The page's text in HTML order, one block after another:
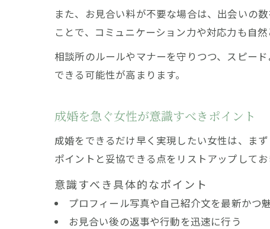
また、お見合い料が不要な場合は、出会いの
ことで、コミュニケーション力や対応力も自
相談所のルールやマナーを守りつつ、スピー
できる可能性が高まります。
成婚を急ぐ女性が意識すべきポイント
成婚をできるだけ早く実現したい女性は、ま
ポイントと妥協できる点をリストアップしてお
意識すべき具体的なポイント
プロフィール写真や自己紹介文を最新かつ
お見合い後の返事や行動を迅速に行う